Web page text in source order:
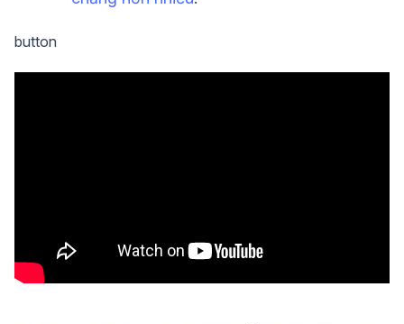
button